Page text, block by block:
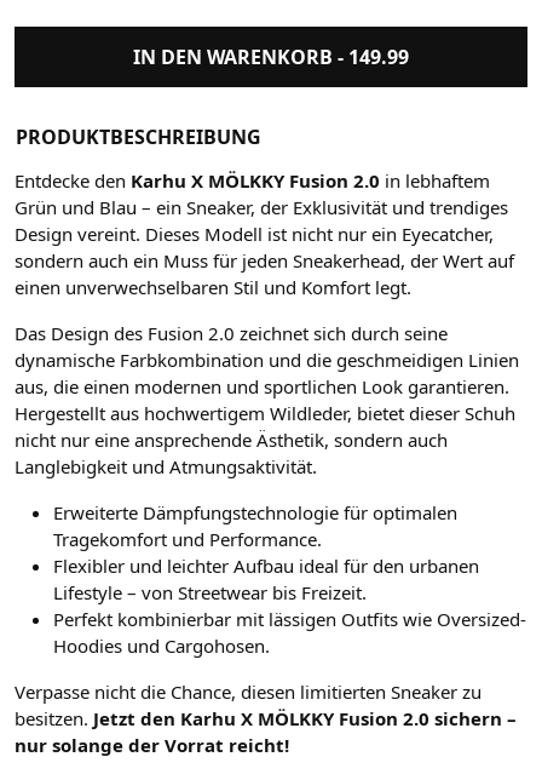
IN DEN WARENKORB - 149.99
PRODUKTBESCHREIBUNG
Entdecke den Karhu X MÖLKKY Fusion 2.0 in lebhaftem
Grün und Blau – ein Sneaker, der Exklusivität und trendiges
Design vereint. Dieses Modell ist nicht nur ein Eyecatcher,
sondern auch ein Muss für jeden Sneakerhead, der Wert auf
einen unverwechselbaren Stil und Komfort legt.
Das Design des Fusion 2.0 zeichnet sich durch seine
dynamische Farbkombination und die geschmeidigen Linien
aus, die einen modernen und sportlichen Look garantieren.
Hergestellt aus hochwertigem Wildleder, bietet dieser Schuh
nicht nur eine ansprechende Ästhetik, sondern auch
Langlebigkeit und Atmungsaktivität.
Erweiterte Dämpfungstechnologie für optimalen
Tragekomfort und Performance.
Flexibler und leichter Aufbau ideal für den urbanen
Lifestyle – von Streetwear bis Freizeit.
Perfekt kombinierbar mit lässigen Outfits wie Oversized-
Hoodies und Cargohosen.
Verpasse nicht die Chance, diesen limitierten Sneaker zu
besitzen. Jetzt den Karhu X MÖLKKY Fusion 2.0 sichern –
nur solange der Vorrat reicht!